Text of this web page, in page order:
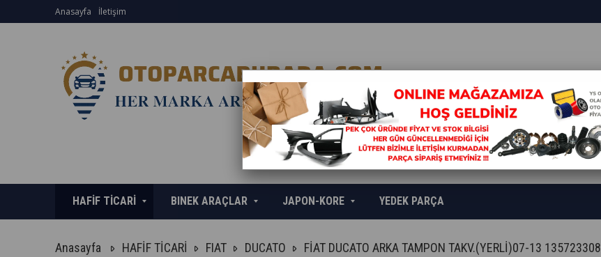
Anasayfa İletişim
HAFİF TİCARİ BINEK ARAÇLAR JAPON-KORE YEDEK PARÇA
Anasayfa HAFİF TİCARİ FIAT DUCATO FİAT DUCATO ARKA TAMPON TAKV.(YERLİ)07-13